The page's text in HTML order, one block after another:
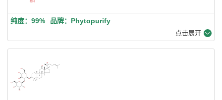
纯度：99% 品牌：Phytopurify
点击展开